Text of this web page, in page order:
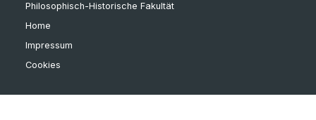
Philosophisch-Historische Fakultät
Home
Impressum
Cookies